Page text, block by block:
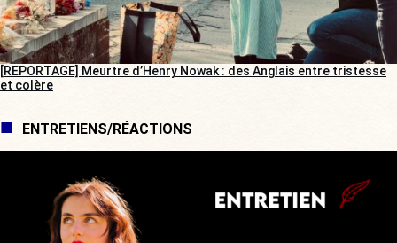
[REPORTAGE] Meurtre d’Henry Nowak : des Anglais entre tristesse
et colère
ENTRETIENS/RÉACTIONS